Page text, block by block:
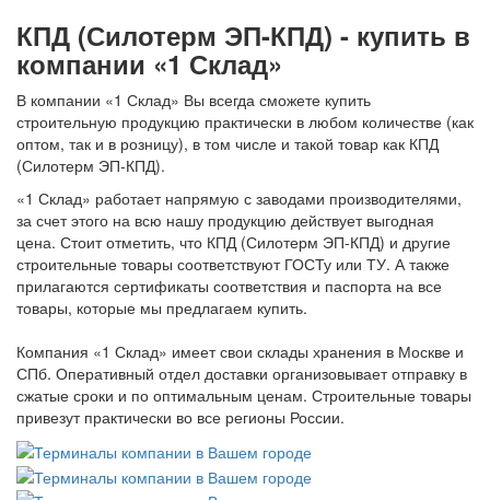
КПД (Силотерм ЭП-КПД) - купить в
компании «1 Склад»
В компании «1 Склад» Вы всегда сможете купить
строительную продукцию практически в любом количестве (как
оптом, так и в розницу), в том числе и такой товар как КПД
(Силотерм ЭП-КПД).
«1 Склад» работает напрямую с заводами производителями,
за счет этого на всю нашу продукцию действует выгодная
цена. Стоит отметить, что КПД (Силотерм ЭП-КПД) и другие
строительные товары соответствуют ГОСТу или ТУ. А также
прилагаются сертификаты соответствия и паспорта на все
товары, которые мы предлагаем купить.
Компания «1 Склад» имеет свои склады хранения в Москве и
СПб. Оперативный отдел доставки организовывает отправку в
сжатые сроки и по оптимальным ценам. Строительные товары
привезут практически во все регионы России.